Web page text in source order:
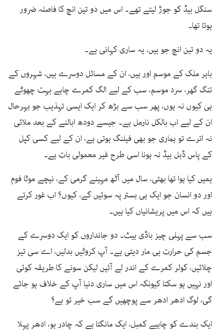
سنگل بیڈ کو جوڑ لیتے تھے۔ اس میں دو تین انچ کا فاصلہ ضرور
ہوتا تھا۔
یہ دو تین انچ جو ہیں، یہ ساری کہانی ہے۔
باہر ملک کے موسم اور ہیں، ان کے مسائل دوسرے ہیں، شہروں کے
تنگ گھر، سرد موسم، سب کے لیے الگ کمرے چاہے بہت چھوٹے
ہی کیوں نہ ہوں، پھر سب سے بڑھ کر ایک ایسی تہذیب جو بہرحال
ان کے لیے اب بالکل نارمل ہے۔ جیسے دودھ ابالنے کے بعد ملائی
نہ اترے تو ہماری جو بھی فیلنگ ہوتی ہے، ان کے لیے کسی کپل
کے پاس ڈبل بیڈ نہ ہونا اسی طرح غیر معمولی بات ہے۔
ہمیں کیا ہوا تھا بھئی، سال میں آٹھ مہینے گرمی کے، نیچے موٹا فوم
اور دو انسان جو ایک ہی بستر پہ سوئیں گے، کیوں؟ اب غور کرتے
ہیں کہ اس میں پریشانیاں کیا ہیں۔
سب سے پہلی چیز باڈی ہیٹ۔ دو جانداروں کو ایک دوسرے کے
جسم کی حرارت ہی مار دیتی ہے۔ آپ کروٹیں بدلیں، اے سی تیز
چلائیں، کولر کمرے کے اندر لے آئیں لیکن سونے کا طریقہ کوئی
اور نہیں ہو سکتا کیونکہ اس میں ساری دنیا آپ کے خلاف ہو جائے
گی، لوگ ادھر ادھر سے پوچھیں گے سب خیر تو ہے؟
ایک بندے کو چاہیے کمبل، ایک مانگتا ہے کہ چادر ہو، ادھر پہلا